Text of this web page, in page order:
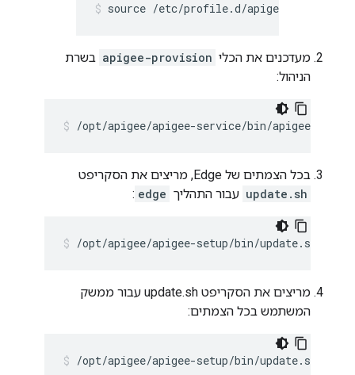
source /etc/profile.d/apigee-service.sh
מעדכנים את הכלי apigee-provision בשרת
הניהול:
/opt/apigee/apigee-service/bin/apigee-
בכל הצמתים של Edge, מריצים את הסקריפט
update.sh עבור התהליך edge
:
/opt/apigee/apigee-setup/bin/update.sh -c
מריצים את הסקריפט update.sh עבור ממשק
המשתמש בכל הצמתים:
/opt/apigee/apigee-setup/bin/update.sh -c